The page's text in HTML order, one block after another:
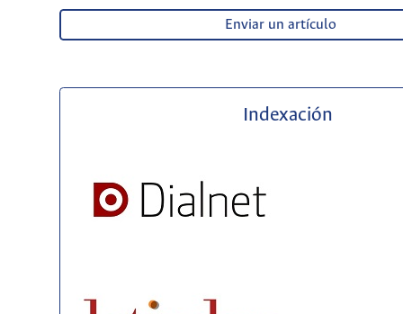
Enviar un artículo
Indexación